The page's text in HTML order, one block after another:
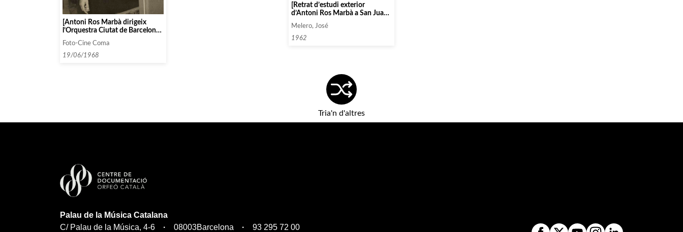
[Antoni Ros Marbà dirigeix
l’Orquestra Ciutat de Barcelona
Foto-Cine Coma
19/06/1968
[Retrat d’estudi exterior
d’Antoni Ros Marbà a San Juan
de Puerto Rico]
Melero, José
1962
Tria'n d'altres
Palau de la Música Catalana
C/ Palau de la Música, 4-6
08003Barcelona 93 295 72 00